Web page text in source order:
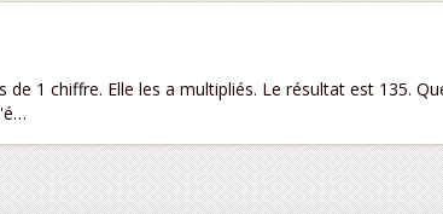
1 chiffre. Elle les a multipliés. Le résultat est 135.